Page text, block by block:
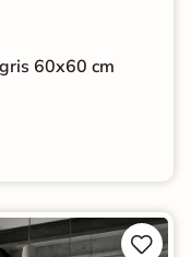
60x60 cm

